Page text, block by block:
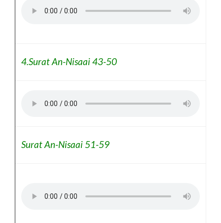
4.Surat An-Nisaai 43-50
Surat An-Nisaai 51-59